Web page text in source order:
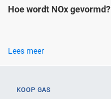
Hoe wordt NOx gevormd?
Lees meer
KOOP GAS